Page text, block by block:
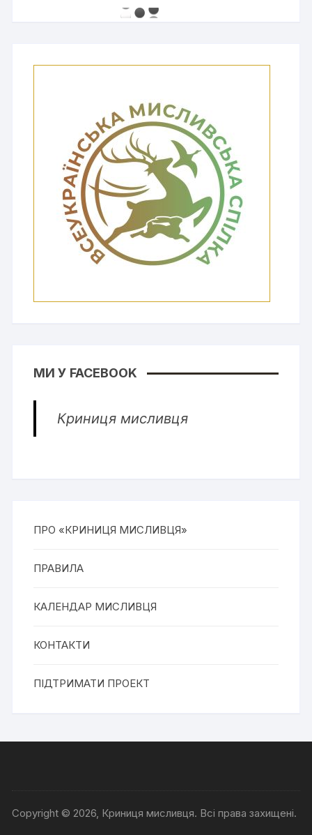
МИ У FACEBOOK
Криниця мисливця
ПРО «КРИНИЦЯ МИСЛИВЦЯ»
ПРАВИЛА
КАЛЕНДАР МИСЛИВЦЯ
КОНТАКТИ
ПІДТРИМАТИ ПРОЕКТ
Copyright © 2026, Криниця мисливця. Всі права захищені.